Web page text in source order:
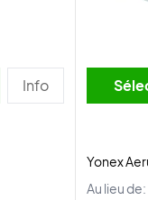
Info
Yonex
Au lieu de: